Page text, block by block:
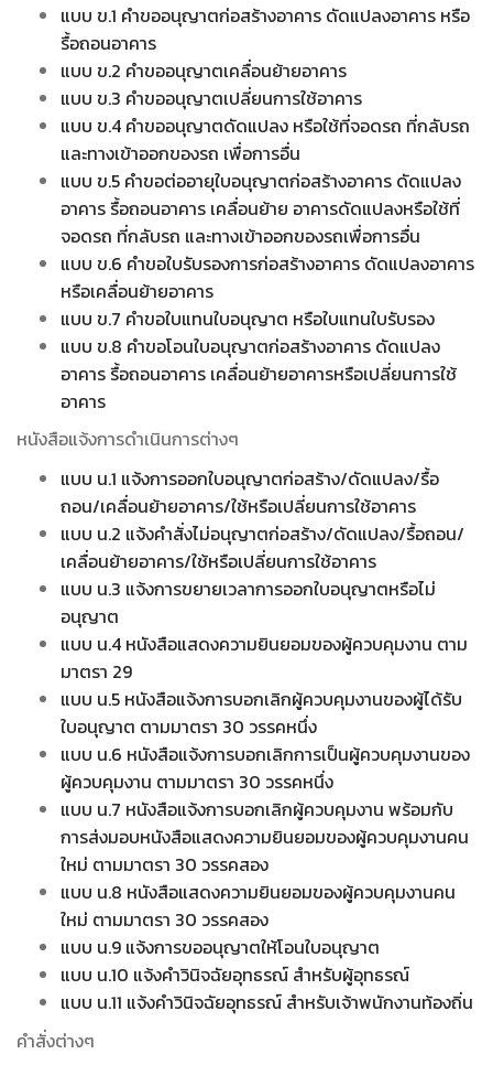
แบบ ข.1 คำขออนุญาตก่อสร้างอาคาร ดัดแปลงอาคาร หรือ
รื้อถอนอาคาร
แบบ ข.2 คำขออนุญาตเคลื่อนย้ายอาคาร
แบบ ข.3 คำขออนุญาตเปลี่ยนการใช้อาคาร
แบบ ข.4 คำขออนุญาตดัดแปลง หรือใช้ที่จอดรถ ที่กลับรถ
และทางเข้าออกของรถ เพื่อการอื่น
แบบ ข.5 คำขอต่ออายุใบอนุญาตก่อสร้างอาคาร ดัดแปลง
อาคาร รื้อถอนอาคาร เคลื่อนย้าย อาคารดัดแปลงหรือใช้ที่
จอดรถ ที่กลับรถ และทางเข้าออกของรถเพื่อการอื่น
แบบ ข.6 คำขอใบรับรองการก่อสร้างอาคาร ดัดแปลงอาคาร
หรือเคลื่อนย้ายอาคาร
แบบ ข.7 คำขอใบแทนใบอนุญาต หรือใบแทนใบรับรอง
แบบ ข.8 คำขอโอนใบอนุญาตก่อสร้างอาคาร ดัดแปลง
อาคาร รื้อถอนอาคาร เคลื่อนย้ายอาคารหรือเปลี่ยนการใช้
อาคาร
หนังสือแจ้งการดำเนินการต่างๆ
แบบ น.1 แจ้งการออกใบอนุญาตก่อสร้าง/ดัดแปลง/รื้อ
ถอน/เคลื่อนย้ายอาคาร/ใช้หรือเปลี่ยนการใช้อาคาร
แบบ น.2 แจ้งคำสั่งไม่อนุญาตก่อสร้าง/ดัดแปลง/รื้อถอน/
เคลื่อนย้ายอาคาร/ใช้หรือเปลี่ยนการใช้อาคาร
แบบ น.3 แจ้งการขยายเวลาการออกใบอนุญาตหรือไม่
อนุญาต
แบบ น.4 หนังสือแสดงความยินยอมของผู้ควบคุมงาน ตาม
มาตรา 29
แบบ น.5 หนังสือแจ้งการบอกเลิกผู้ควบคุมงานของผู้ได้รับ
ใบอนุญาต ตามมาตรา 30 วรรคหนึ่ง
แบบ น.6 หนังสือแจ้งการบอกเลิกการเป็นผู้ควบคุมงานของ
ผู้ควบคุมงาน ตามมาตรา 30 วรรคหนึ่ง
แบบ น.7 หนังสือแจ้งการบอกเลิกผู้ควบคุมงาน พร้อมกับ
การส่งมอบหนังสือแสดงความยินยอมของผู้ควบคุมงานคน
ใหม่ ตามมาตรา 30 วรรคสอง
แบบ น.8 หนังสือแสดงความยินยอมของผู้ควบคุมงานคน
ใหม่ ตามมาตรา 30 วรรคสอง
แบบ น.9 แจ้งการขออนุญาตให้โอนใบอนุญาต
แบบ น.10 แจ้งคำวินิจฉัยอุทธรณ์ สำหรับผู้อุทธรณ์
แบบ น.11 แจ้งคำวินิจฉัยอุทธรณ์ สำหรับเจ้าพนักงานท้องถิ่น
คำสั่งต่างๆ